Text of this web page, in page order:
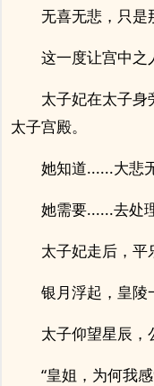
无喜无悲，只是
这一度让宫中之
太子妃在太子身
太子宫殿。
她知道......大悲
她需要......去处
太子妃走后，平
银月浮起，皇陵
太子仰望星辰，
“皇姐，为何我